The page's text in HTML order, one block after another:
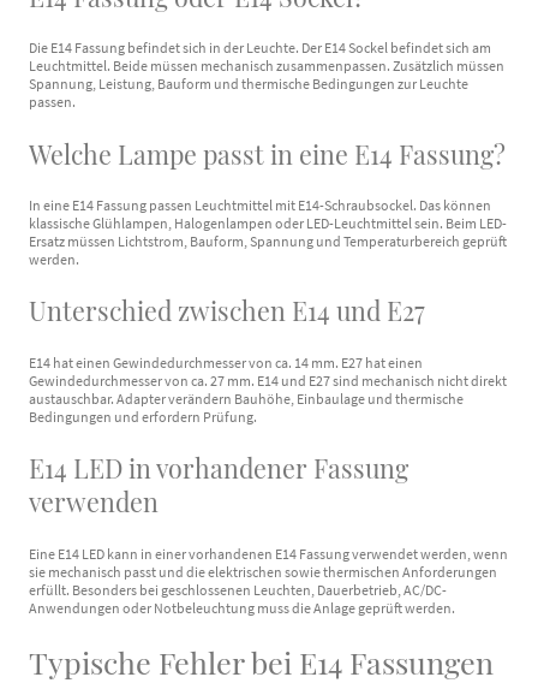
Die E14 Fassung befindet sich in der Leuchte. Der E14 Sockel befindet sich am
Leuchtmittel. Beide müssen mechanisch zusammenpassen. Zusätzlich müssen
Spannung, Leistung, Bauform und thermische Bedingungen zur Leuchte
passen.
Welche Lampe passt in eine E14 Fassung?
In eine E14 Fassung passen Leuchtmittel mit E14-Schraubsockel. Das können
klassische Glühlampen, Halogenlampen oder LED-Leuchtmittel sein. Beim LED-
Ersatz müssen Lichtstrom, Bauform, Spannung und Temperaturbereich geprüft
werden.
Unterschied zwischen E14 und E27
E14 hat einen Gewindedurchmesser von ca. 14 mm. E27 hat einen
Gewindedurchmesser von ca. 27 mm. E14 und E27 sind mechanisch nicht direkt
austauschbar. Adapter verändern Bauhöhe, Einbaulage und thermische
Bedingungen und erfordern Prüfung.
E14 LED in vorhandener Fassung
verwenden
Eine E14 LED kann in einer vorhandenen E14 Fassung verwendet werden, wenn
sie mechanisch passt und die elektrischen sowie thermischen Anforderungen
erfüllt. Besonders bei geschlossenen Leuchten, Dauerbetrieb, AC/DC-
Anwendungen oder Notbeleuchtung muss die Anlage geprüft werden.
Typische Fehler bei E14 Fassungen